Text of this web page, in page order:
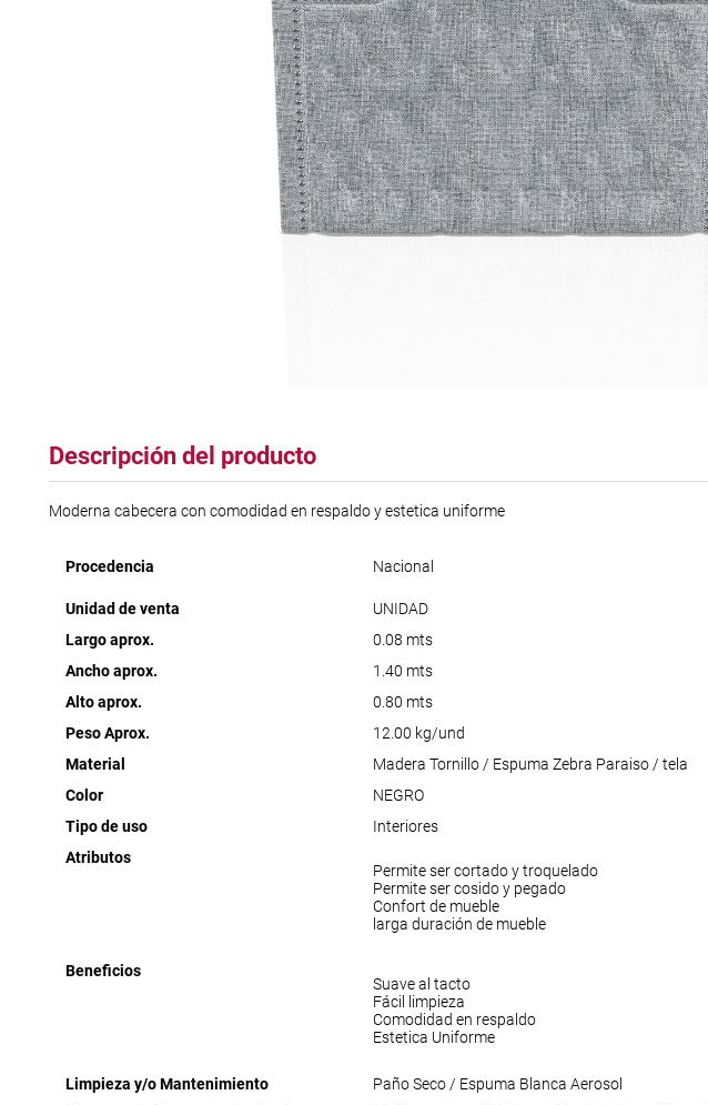
Descripción del producto
Moderna cabecera con comodidad en respaldo y estetica uniforme
Procedencia Nacional
Unidad de venta
UNIDAD
Largo aprox.
0.08 mts
Ancho aprox.
1.40 mts
Alto aprox.
0.80 mts
Peso Aprox.
12.00 kg/und
Material
Madera Tornillo / Espuma Zebra Paraiso / tela
Color
NEGRO
Tipo de uso
Interiores
Atributos
Permite ser cortado y troquelado
Permite ser cosido y pegado
Confort de mueble
larga duración de mueble
Beneficios
Suave al tacto
Fácil limpieza
Comodidad en respaldo
Estetica Uniforme
Limpieza y/o Mantenimiento
Paño Seco / Espuma Blanca Aerosol
tapete